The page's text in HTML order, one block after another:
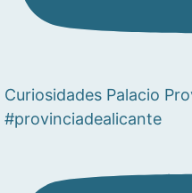
Curiosidades Palacio
#provinciadealicante